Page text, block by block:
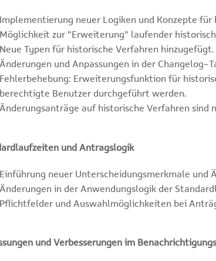
Implementierung neuer Logiken und Konzepte für
Möglichkeit zur "Erweiterung" laufender
Neue Typen für historische Verfahren hinzugefügt.
Änderungen und Anpassungen in der Changelog-
Fehlerbehebung: Erweiterungsfunktion für
berechtigte Benutzer durchgeführt werden.
Änderungsanträge auf historische Verfahren sind
und Antragslogik
Einführung neuer Unterscheidungsmerkmale und
Änderungen in der Anwendungslogik der
Pflichtfelder und Auswahlmöglichkeiten bei
und Verbesserungen im